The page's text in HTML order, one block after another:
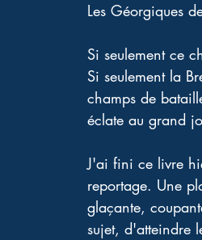
Les Géorgiques
Si seulement ce
Si seulement la
champs de
éclate au grand
J'ai fini ce livre
reportage. Une
glaçante,
sujet, d'atteindre